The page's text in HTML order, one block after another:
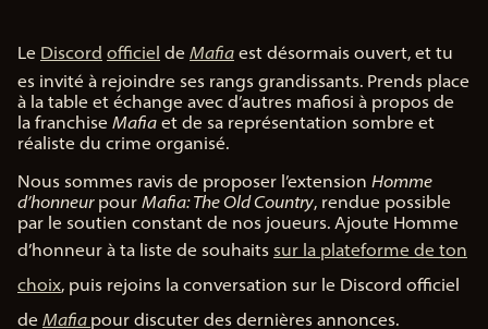
Le Discord officiel de Mafia est désormais ouvert, et tu
es invité à rejoindre ses rangs grandissants. Prends place
à la table et échange avec d’autres mafiosi à propos de
la franchise Mafia et de sa représentation sombre et
réaliste du crime organisé.
Nous sommes ravis de proposer l’extension Homme
d’honneurpour Mafia: The Old Country, rendue possible
par le soutien constant de nos joueurs. Ajoute Homme
d’honneur à ta liste de souhaits sur la plateforme de ton
choix, puis rejoins la conversation sur le Discord officiel
de Mafia pour discuter des dernières annonces.